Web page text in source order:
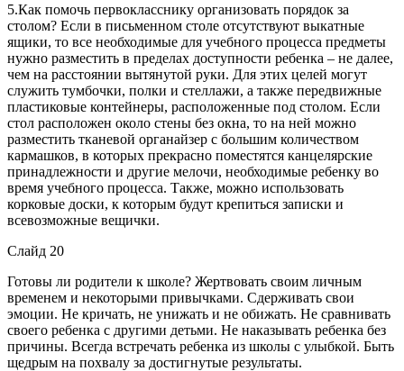
5.Как помочь первокласснику организовать порядок за
столом? Если в письменном столе отсутствуют выкатные
ящики, то все необходимые для учебного процесса предметы
нужно разместить в пределах доступности ребенка – не далее,
чем на расстоянии вытянутой руки. Для этих целей могут
служить тумбочки, полки и стеллажи, а также передвижные
пластиковые контейнеры, расположенные под столом. Если
стол расположен около стены без окна, то на ней можно
разместить тканевой органайзер с большим количеством
кармашков, в которых прекрасно поместятся канцелярские
принадлежности и другие мелочи, необходимые ребенку во
время учебного процесса. Также, можно использовать
корковые доски, к которым будут крепиться записки и
всевозможные вещички.
Слайд 20
Готовы ли родители к школе? Жертвовать своим личным
временем и некоторыми привычками. Сдерживать свои
эмоции. Не кричать, не унижать и не обижать. Не сравнивать
своего ребенка с другими детьми. Не наказывать ребенка без
причины. Всегда встречать ребенка из школы с улыбкой. Быть
щедрым на похвалу за достигнутые результаты.